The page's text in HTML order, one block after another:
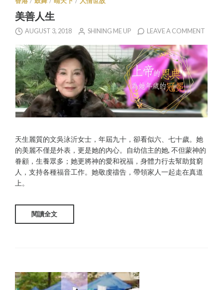
美善人生
AUGUST 3, 2018 SHINING ME UP LEAVE A COMMENT
天生麗質的文吳泳沂女士，年屆九十，卻看似六、七十歲。她
的美麗不僅是外表，更是她的內心。自幼信主的她, 不但蒙神的
眷顧，生養眾多；她更將神的愛和祝福，身體力行去幫助貧窮
人，支持各種福音工作。她敬虔禱告，帶領家人一起走在真道
上。
閱讀全文